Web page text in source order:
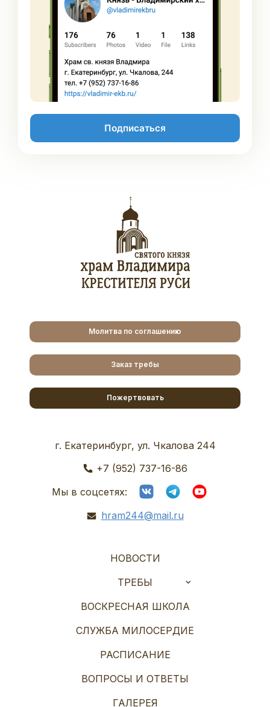
Подписаться
Молитва по соглашению
Заказ требы
Пожертвовать
г. Екатеринбург, ул. Чкалова 244
+7 (952) 737-16-86
Мы в соцсетях:
hram244@mail.ru
НОВОСТИ
ТРЕБЫ
ВОСКРЕСНАЯ ШКОЛА
СЛУЖБА МИЛОСЕРДИЕ
РАСПИСАНИЕ
ВОПРОСЫ И ОТВЕТЫ
ГАЛЕРЕЯ